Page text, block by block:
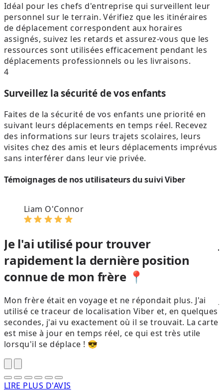
Idéal pour les chefs d'entreprise qui surveillent leur
personnel sur le terrain. Vérifiez que les itinéraires
de déplacement correspondent aux horaires
assignés, suivez les retards et assurez-vous que les
ressources sont utilisées efficacement pendant les
déplacements professionnels ou les livraisons.
4
Surveillez la sécurité de vos enfants
Faites de la sécurité de vos enfants une priorité en
suivant leurs déplacements en temps réel. Recevez
des informations sur leurs trajets scolaires, leurs
visites chez des amis et leurs déplacements imprévus
sans interférer dans leur vie privée.
Témoignages de nos utilisateurs du suivi Viber
Liam O'Connor
Je l'ai utilisé pour trouver
rapidement la dernière position
connue de mon frère 📍
Mon frère était en voyage et ne répondait plus. J'ai
utilisé ce traceur de localisation Viber et, en quelques
secondes, j'ai vu exactement où il se trouvait. La carte
est mise à jour en temps réel, ce qui est très utile
lorsqu'il se déplace ! 😎
LIRE PLUS D'AVIS